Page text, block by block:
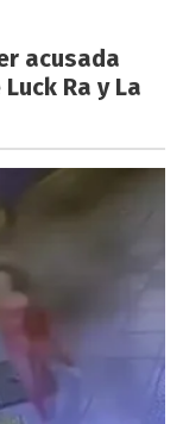
acusada
Ra y La